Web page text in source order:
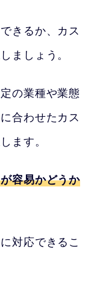
きるか、カス
ましょう。
の業種や業態
合わせたカス
ます。
容易かどうか
対応できるこ